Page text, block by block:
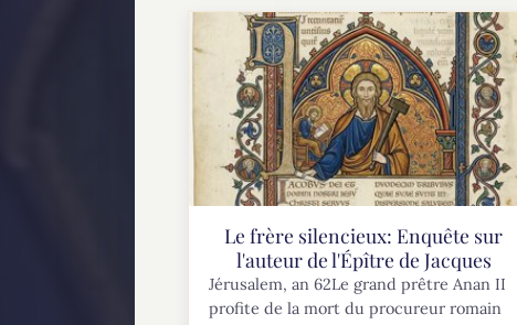
raisons pour lesquelles je ne crois pas à
la présence réelle dans l’Eucharistie » de
Guillaume Bourin, publié sur son
blogue...
Le frère silencieux: Enquête sur
l'auteur de l'Épître de Jacques
Jérusalem, an 62Le grand prêtre Anan II
profite de la mort du procureur romain